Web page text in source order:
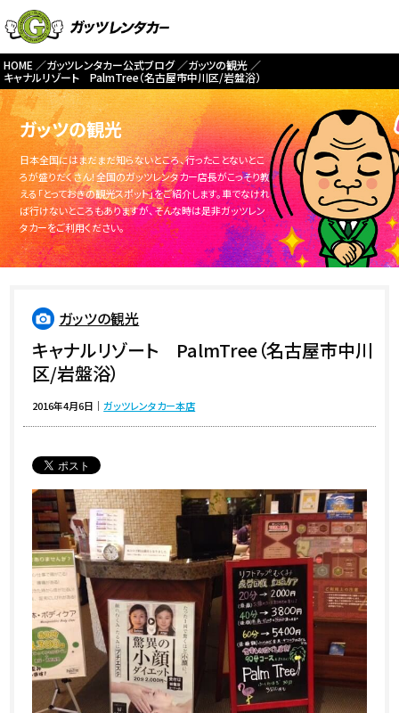
HOME ガッツレンタカー公式ブログ
ガッツの観光
キャナルリゾート PalmTree（名古屋市中川区/岩盤浴）
ガッツの観光
日本全国にはまだまだ知らないところ、行ったことないとこ
ろが盛りだくさん！全国のガッツレンタカー店長がこっそり教
える「とっておきの観光スポット」をご紹介します。車でなけれ
ば行けないところもありますが、そんな時は是非ガッツレン
タカーをご利用ください。
ガッツの観光
キャナルリゾート PalmTree（名古屋市中川
区/岩盤浴）
2016年4月6日 ｜ガッツレンタカー本店